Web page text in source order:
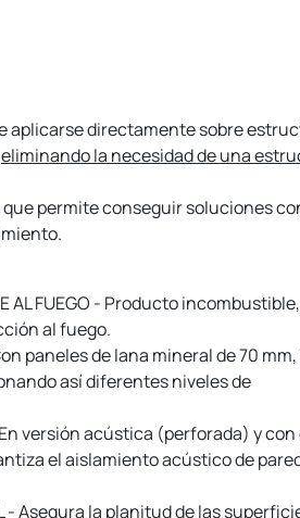
aplicarse directamente sobre
eliminando la necesidad de una
permite conseguir soluciones
AL FUEGO - Producto
al fuego.
paneles de lana mineral de 70
así diferentes niveles de
versión acústica (perforada) y con
el aislamiento acústico de
- Asegura la planitud de las